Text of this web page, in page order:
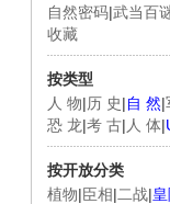
自然密码|武当百
收藏
按类型
人 物|历 史|自 然|
恐 龙|考 古| 人 体|
按开放分类
植物|臣相|二战|